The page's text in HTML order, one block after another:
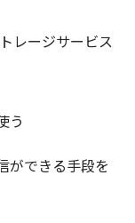
レージサービス
う
ができる手段を